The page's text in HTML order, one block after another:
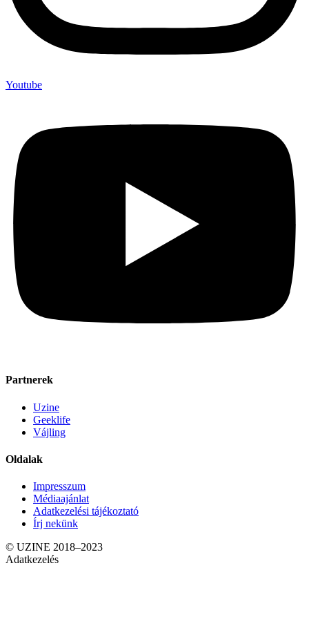
Youtube
Partnerek
Uzine
Geeklife
Vájling
Oldalak
Impresszum
Médiaajánlat
Adatkezelési tájékoztató
Írj nekünk
© UZINE 2018–2023
Adatkezelés